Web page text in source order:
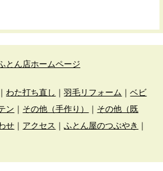
とん店ホームページ
｜ わた打ち直し ｜羽毛リフォーム ｜ベビ
ン ｜ その他（手作り） ｜ その他（既
せ ｜ アクセス ｜ふとん屋のつぶやき ｜